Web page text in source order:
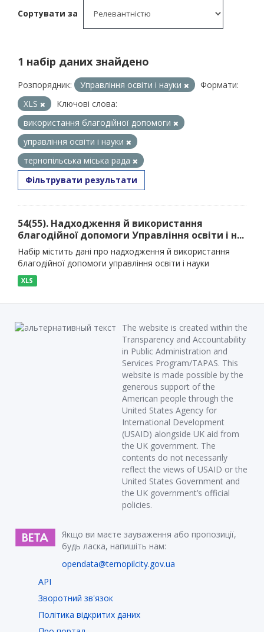
Сортувати за
1 набір даних знайдено
Розпорядник: Управління освіти і науки
Формати:
XLS
Ключові слова:
використання благодійної допомоги
управління освіти і науки
тернопільська міська рада
Фільтрувати результати
54(55). Надходження й використання
благодійної допомоги Управління освіти і н...
Набір містить дані про надходження й використання
благодійної допомоги управління освіти і науки
XLS
The website is created within the
Transparency and Accountability
in Public Administration and
Services Program/TAPAS. This
website is made possible by the
generous support of the
American people through the
United States Agency for
International Development
(USAID) alongside UK aid from
the UK government. The
contents do not necessarily
reflect the views of USAID or the
United States Government and
the UK government’s official
policies.
Якщо ви маєте зауваження або пропозиції,
будь ласка, напишіть нам:
opendata@ternopilcity.gov.ua
API
Зворотний зв'язок
Політика відкритих даних